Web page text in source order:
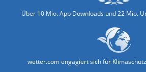
Über 10 Mio. App Downloads und 22 Mio.
wetter.com engagiert sich für